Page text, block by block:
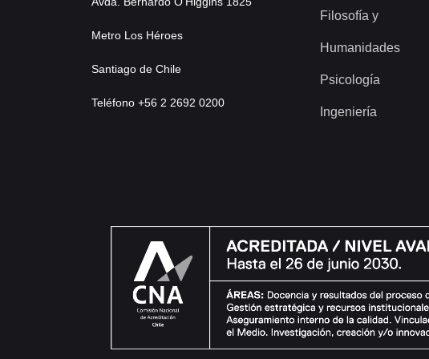
Metro Los Héroes
Santiago de Chile
Teléfono +56 2 2692 0200
Filosofía y
Humanidades
Psicología
Ingeniería